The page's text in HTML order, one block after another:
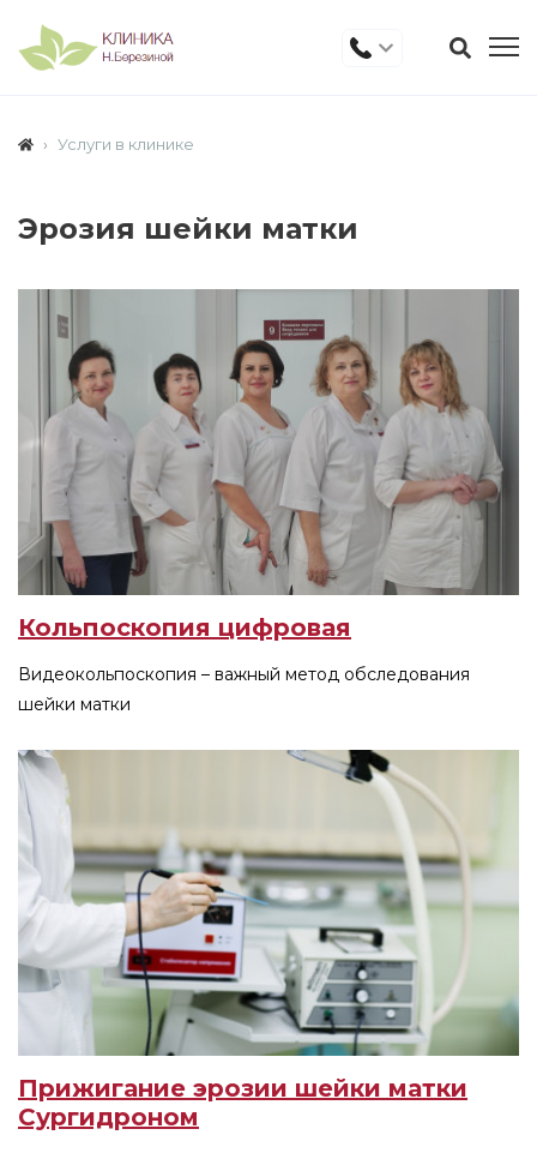
Услуги в клинике
Эрозия шейки матки
Кольпоскопия цифровая
Видеокольпоскопия – важный метод обследования
шейки матки
Прижигание эрозии шейки матки
Сургидроном